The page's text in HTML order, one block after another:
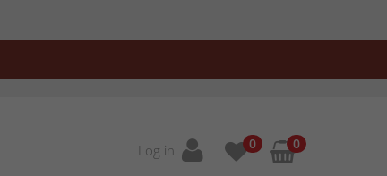
Log in 0 0